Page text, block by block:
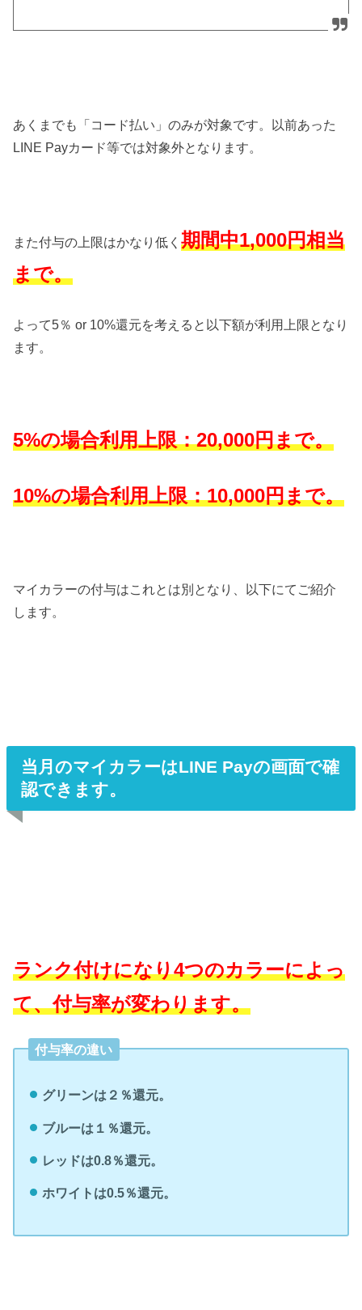
あくまでも「コード払い」のみが対象です。以前あった
LINE Payカード等では対象外となります。
また付与の上限はかなり低く期間中1,000円相当
まで。
よって5％ or 10%還元を考えると以下額が利用上限となり
ます。
5%の場合利用上限：20,000円まで。
10%の場合利用上限：10,000円まで。
マイカラーの付与はこれとは別となり、以下にてご紹介
します。
当月のマイカラーはLINE Payの画面で確
認できます。
ランク付けになり4つのカラーによっ
て、付与率が変わります。
付与率の違い
グリーンは２％還元。
ブルーは１％還元。
レッドは0.8％還元。
ホワイトは0.5％還元。